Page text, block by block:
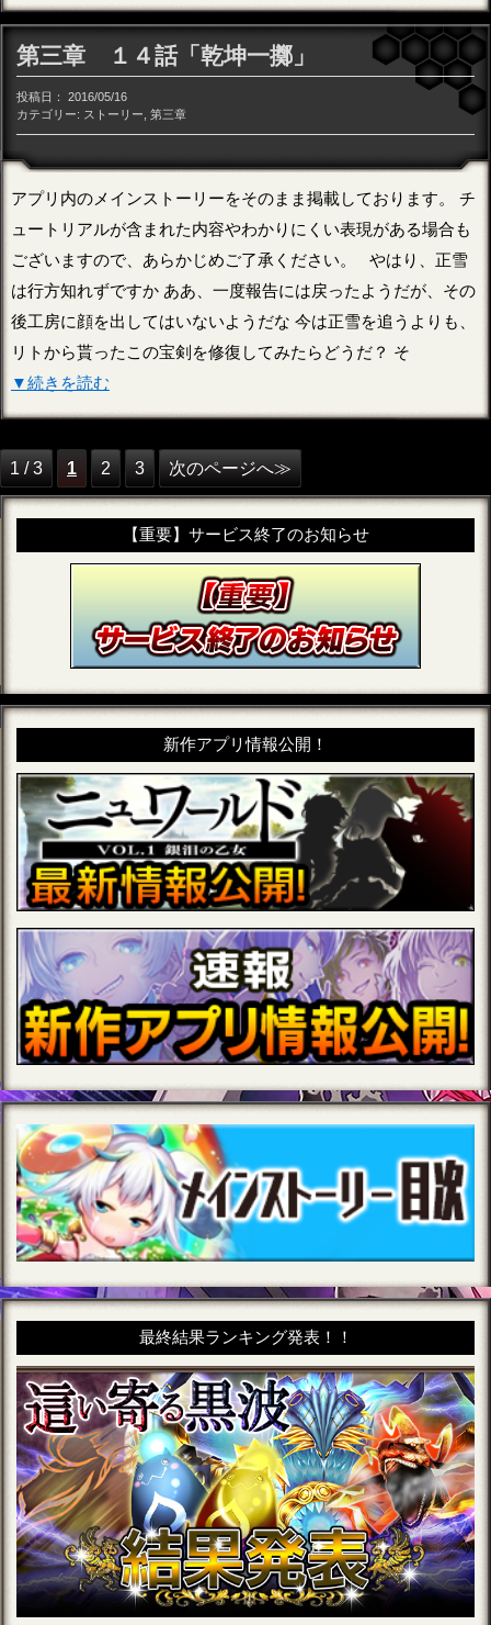
第三章 １４話「乾坤一擲」
投稿日：
2016/05/16
カテゴリー: ストーリー 第三章
アプリ内のメインストーリーをそのまま掲載しております。 チ
ュートリアルが含まれた内容やわかりにくい表現がある場合も
ございますので、あらかじめご了承ください。 やはり、正雪
は行方知れずですか ああ、一度報告には戻ったようだが、その
後工房に顔を出してはいないようだな 今は正雪を追うよりも、
リトから貰ったこの宝剣を修復してみたらどうだ？ そ
▼続きを読む
1 / 3 1 2 3 次のページへ≫
【重要】サービス終了のお知らせ
新作アプリ情報公開！
最終結果ランキング発表！！